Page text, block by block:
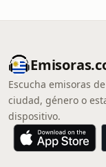
Escucha emisoras
ciudad, género o
dispositivo.